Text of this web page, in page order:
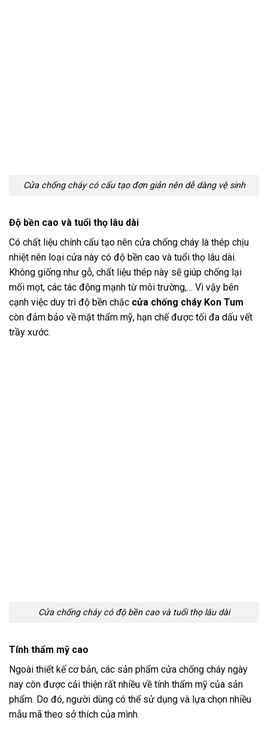
Cửa chống cháy có cấu tạo đơn giản nên dễ dàng vệ sinh
Độ bền cao và tuổi thọ lâu dài
Có chất liệu chính cấu tạo nên cửa chống cháy là thép chịu
nhiệt nên loại cửa này có độ bền cao và tuổi thọ lâu dài.
Không giống như gỗ, chất liệu thép này sẽ giúp chống lại
mối mọt, các tác động mạnh từ môi trường,… Vì vậy bên
cạnh việc duy trì độ bền chắc cửa chống cháy Kon Tum
còn đảm bảo về mặt thẩm mỹ, hạn chế được tối đa dấu vết
trầy xước.
Cửa chống cháy có độ bền cao và tuổi thọ lâu dài
Tính thẩm mỹ cao
Ngoài thiết kế cơ bản, các sản phẩm cửa chống cháy ngày
nay còn được cải thiện rất nhiều về tính thẩm mỹ của sản
phẩm. Do đó, người dùng có thể sử dụng và lựa chọn nhiều
mẫu mã theo sở thích của mình.